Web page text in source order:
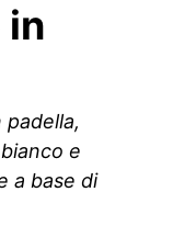
in
e
a base di